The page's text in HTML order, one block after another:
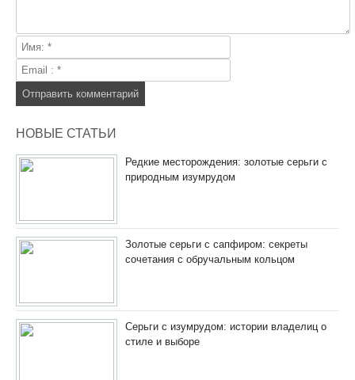
НОВЫЕ СТАТЬИ
Редкие месторождения: золотые серьги с
природным изумрудом
Золотые серьги с сапфиром: секреты
сочетания с обручальным кольцом
Серьги с изумрудом: истории владелиц о
стиле и выборе